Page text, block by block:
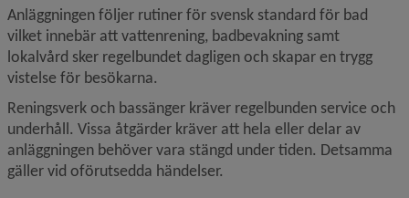
Anläggningen följer rutiner för svensk standard för bad
vilket innebär att vattenrening, badbevakning samt
lokalvård sker regelbundet dagligen och skapar en trygg
vistelse för besökarna.
Reningsverk och bassänger kräver regelbunden service och
underhåll. Vissa åtgärder kräver att hela eller delar av
anläggningen behöver vara stängd under tiden. Detsamma
gäller vid oförutsedda händelser.